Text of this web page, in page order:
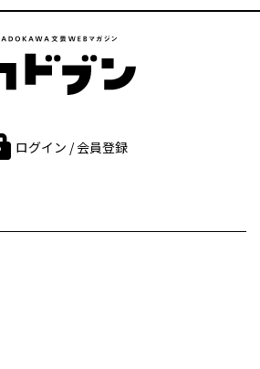
ログイン / 会員登録